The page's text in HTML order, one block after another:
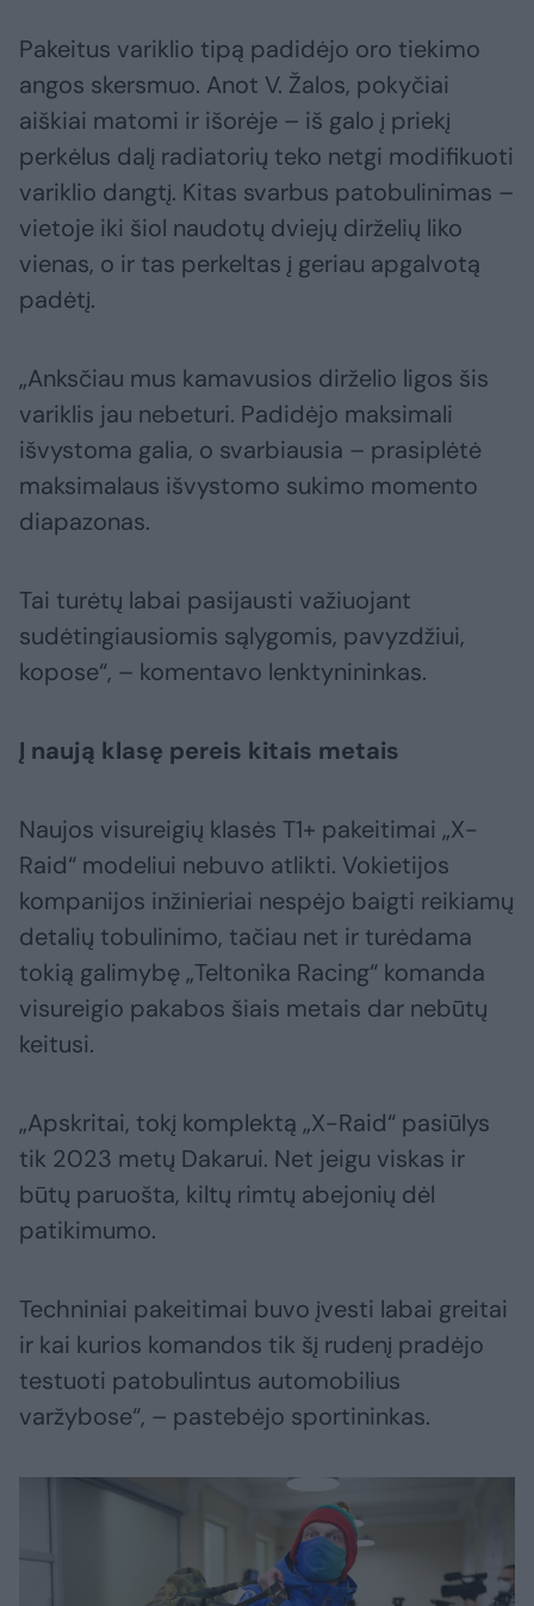
Pakeitus variklio tipą padidėjo oro tiekimo
angos skersmuo. Anot V. Žalos, pokyčiai
aiškiai matomi ir išorėje – iš galo į priekį
perkėlus dalį radiatorių teko netgi modifikuoti
variklio dangtį. Kitas svarbus patobulinimas –
vietoje iki šiol naudotų dviejų dirželių liko
vienas, o ir tas perkeltas į geriau apgalvotą
padėtį.
„Anksčiau mus kamavusios dirželio ligos šis
variklis jau nebeturi. Padidėjo maksimali
išvystoma galia, o svarbiausia – prasiplėtė
maksimalaus išvystomo sukimo momento
diapazonas.
Tai turėtų labai pasijausti važiuojant
sudėtingiausiomis sąlygomis, pavyzdžiui,
kopose“, – komentavo lenktynininkas.
Į naują klasę pereis kitais metais
Naujos visureigių klasės T1+ pakeitimai „X-
Raid“ modeliui nebuvo atlikti. Vokietijos
kompanijos inžinieriai nespėjo baigti reikiamų
detalių tobulinimo, tačiau net ir turėdama
tokią galimybę „Teltonika Racing“ komanda
visureigio pakabos šiais metais dar nebūtų
keitusi.
„Apskritai, tokį komplektą „X-Raid“ pasiūlys
tik 2023 metų Dakarui. Net jeigu viskas ir
būtų paruošta, kiltų rimtų abejonių dėl
patikimumo.
Techniniai pakeitimai buvo įvesti labai greitai
ir kai kurios komandos tik šį rudenį pradėjo
testuoti patobulintus automobilius
varžybose“, – pastebėjo sportininkas.